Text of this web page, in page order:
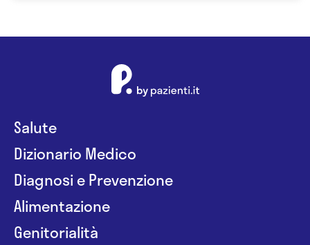
Salute
Dizionario Medico
Diagnosi e Prevenzione
Alimentazione
Genitorialità